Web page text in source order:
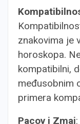
znakovima je
horoskopa.
kompatibilni,
međusobnim
primera
Pacov i Zmaj